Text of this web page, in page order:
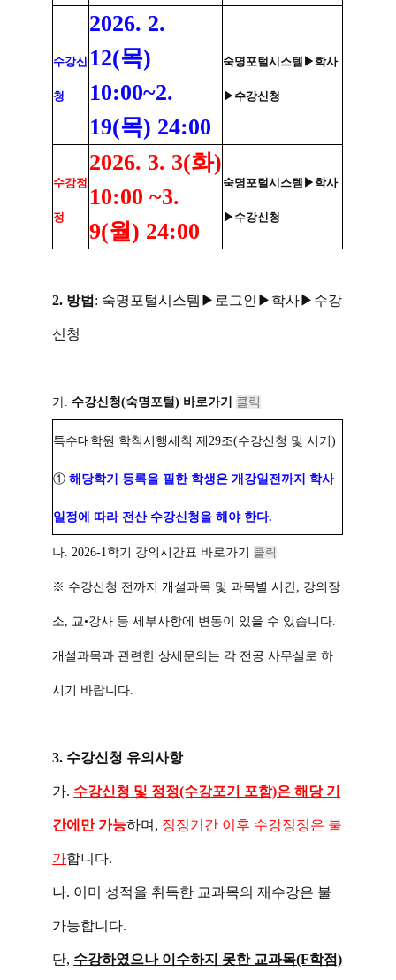
수강신
청
2026. 2.
12(목)
10:00~2.
19(목) 24:00
숙명포털시스템▶학사
▶수강신청
수강정
정
2026. 3. 3(화)
10:00 ~3.
9(월) 24:00
숙명포털시스템▶학사
▶수강신청
2. 방법 : 숙명포털시스템▶로그인▶학사▶수강
신청
가. 수강신청(숙명포털) 바로가기 클릭
특수대학원 학칙시행세칙 제29조(수강신청 및 시기)
①해당학기 등록을 필한 학생은 개강일전까지 학사
일정에 따라 전산 수강신청을 해야 한다.
나. 2026-1학기 강의시간표 바로가기 클릭
※ 수강신청 전까지 개설과목 및 과목별 시간, 강의장
소, 교•강사 등 세부사항에 변동이 있을 수 있습니다.
개설과목과 관련한 상세문의는 각 전공 사무실로 하
시기 바랍니다.
3. 수강신청 유의사항
가. 수강신청 및 정정(수강포기 포함)은 해당 기
간에만 가능하며, 정정기간 이후 수강정정은 불
가합니다.
나. 이미 성적을 취득한 교과목의 재수강은 불
가능합니다.
단, 수강하였으나 이수하지 못한 교과목(F학점)